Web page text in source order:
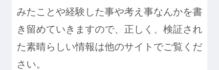
みたことや経験した事や考え事なんかを書
き留めていきますので、正しく、検証され
た素晴らしい情報は他のサイトでご覧くだ
さい。